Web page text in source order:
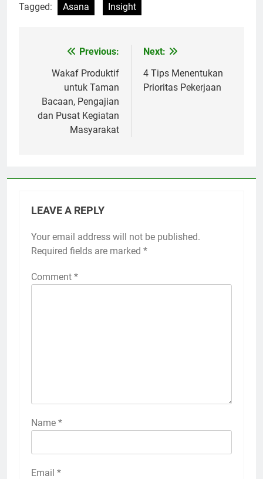
Tagged: Asana Insight
navigation
Previous:
Wakaf Produktif
untuk Taman
Bacaan, Pengajian
dan Pusat Kegiatan
Masyarakat
Next:
4 Tips Menentukan
Prioritas Pekerjaan
LEAVE A REPLY
Your email address will not be published.
Required fields are marked *
Comment *
Name *
Email *